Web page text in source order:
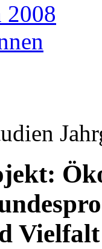
2008
Vielfalt